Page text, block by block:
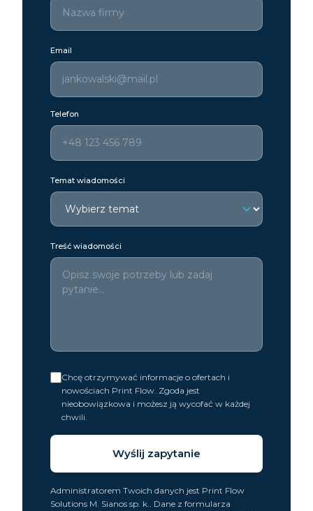
Email
Telefon
Temat wiadomości
Treść wiadomości
Chcę otrzymywać informacje o ofertach i
nowościach Print Flow. Zgoda jest
nieobowiązkowa i możesz ją wycofać w każdej
chwili.
Wyślij zapytanie
Administratorem Twoich danych jest Print Flow
Solutions M. Sianos sp. k.. Dane z formularza